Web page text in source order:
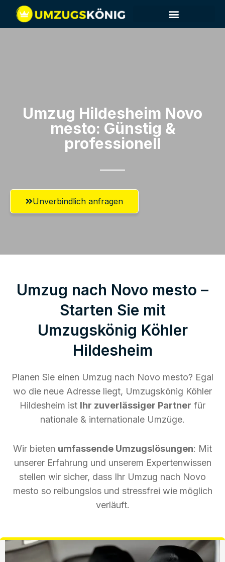
Umzug Hildesheim​ Novo
mesto: Günstig &
professionell​
Unverbindlich anfragen
Umzug nach Novo mesto –
Starten Sie mit
Umzugskönig Köhler
Hildesheim
Planen Sie einen Umzug nach Novo mesto? Egal
wo die neue Adresse liegt, Umzugskönig Köhler
Hildesheim ist Ihr zuverlässiger Partner für
nationale & internationale Umzüge.
Wir bieten umfassende Umzugslösungen: Mit
unserer Erfahrung und unserem Expertenwissen
stellen wir sicher, dass Ihr Umzug nach Novo
mesto so reibungslos und stressfrei wie möglich
verläuft.